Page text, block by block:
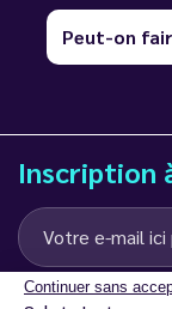
Continuer sans
Peut-on
Inscription
J’accepte de